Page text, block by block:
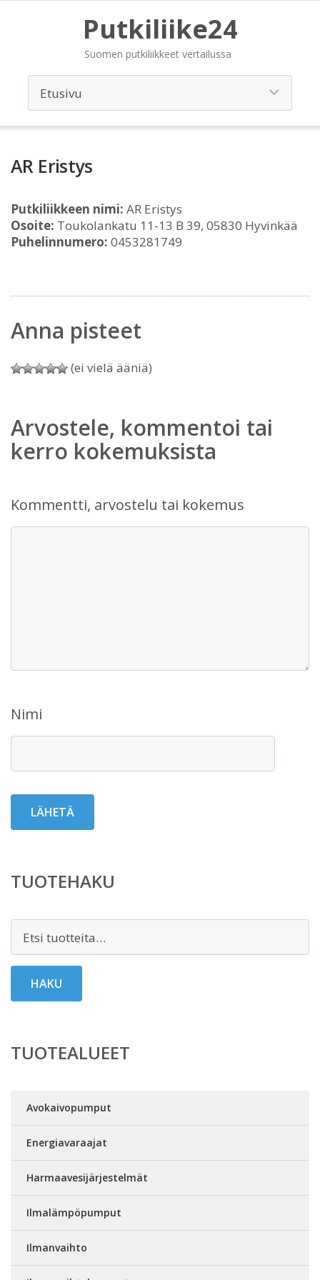
Putkiliike24
Suomen putkiliikkeet vertailussa
AR Eristys
Putkiliikkeen nimi: AR Eristys
Osoite: Toukolankatu 11-13 B 39, 05830 Hyvinkää
Puhelinnumero: 0453281749
Anna pisteet
(ei vielä ääniä)
Arvostele, kommentoi tai
kerro kokemuksista
Kommentti, arvostelu tai kokemus
Nimi
TUOTEHAKU
HAKU
TUOTEALUEET
Avokaivopumput
Energiavaraajat
Harmaavesijärjestelmät
Ilmalämpöpumput
Ilmanvaihto